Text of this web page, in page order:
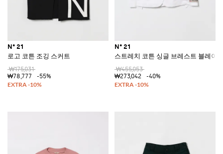
N° 21
로고 코튼 조깅 스커트
₩175,031
₩78,777
-55%
N° 21
스트레치 코튼 싱글 브레스트 블레이
₩455,053
₩273,042
-40%